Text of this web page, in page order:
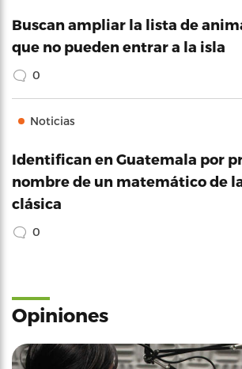
Buscan ampliar la lista de
que no pueden entrar a la isla
0
Noticias
Identifican en Guatemala por
nombre de un matemático de
clásica
0
Opiniones